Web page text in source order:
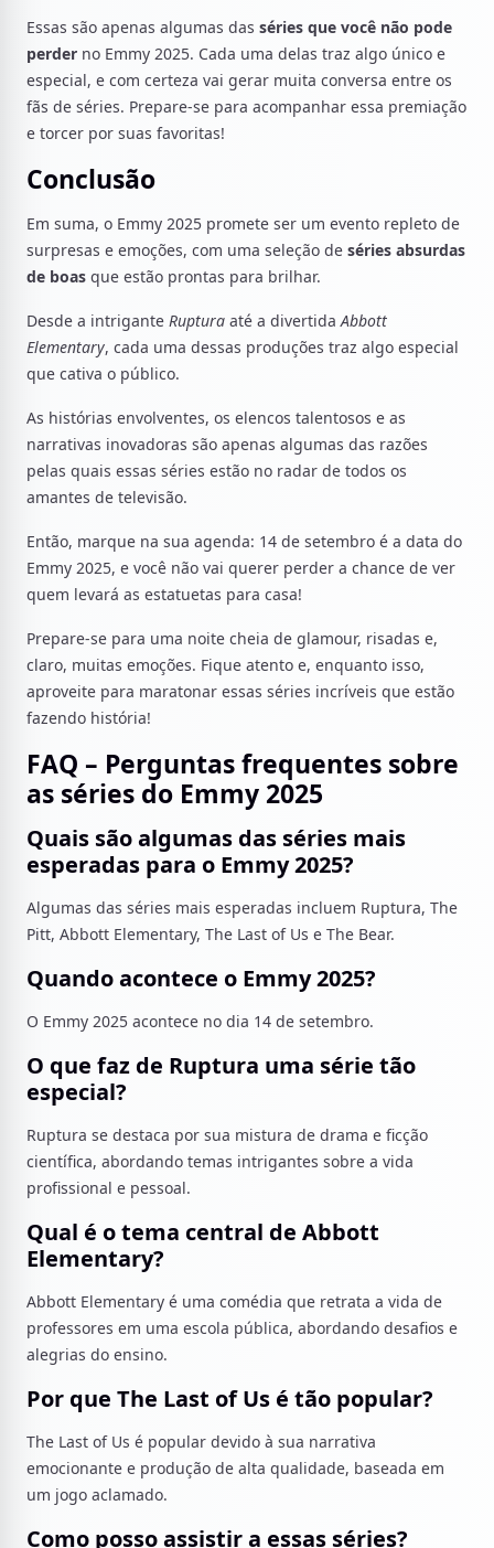
Essas são apenas algumas das séries que você não pode
perder no Emmy 2025. Cada uma delas traz algo único e
especial, e com certeza vai gerar muita conversa entre os
fãs de séries. Prepare-se para acompanhar essa premiação
e torcer por suas favoritas!
Conclusão
Em suma, o Emmy 2025 promete ser um evento repleto de
surpresas e emoções, com uma seleção de séries absurdas
de boas que estão prontas para brilhar.
Desde a intrigante Ruptura até a divertidaAbbott
Elementary, cada uma dessas produções traz algo especial
que cativa o público.
As histórias envolventes, os elencos talentosos e as
narrativas inovadoras são apenas algumas das razões
pelas quais essas séries estão no radar de todos os
amantes de televisão.
Então, marque na sua agenda: 14 de setembro é a data do
Emmy 2025, e você não vai querer perder a chance de ver
quem levará as estatuetas para casa!
Prepare-se para uma noite cheia de glamour, risadas e,
claro, muitas emoções. Fique atento e, enquanto isso,
aproveite para maratonar essas séries incríveis que estão
fazendo história!
FAQ – Perguntas frequentes sobre
as séries do Emmy 2025
Quais são algumas das séries mais
esperadas para o Emmy 2025?
Algumas das séries mais esperadas incluem Ruptura, The
Pitt, Abbott Elementary, The Last of Us e The Bear.
Quando acontece o Emmy 2025?
O Emmy 2025 acontece no dia 14 de setembro.
O que faz de Ruptura uma série tão
especial?
Ruptura se destaca por sua mistura de drama e ficção
científica, abordando temas intrigantes sobre a vida
profissional e pessoal.
Qual é o tema central de Abbott
Elementary?
Abbott Elementary é uma comédia que retrata a vida de
professores em uma escola pública, abordando desafios e
alegrias do ensino.
Por que The Last of Us é tão popular?
The Last of Us é popular devido à sua narrativa
emocionante e produção de alta qualidade, baseada em
um jogo aclamado.
Como posso assistir a essas séries?